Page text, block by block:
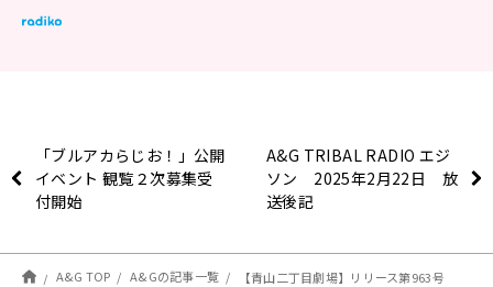
「ブルアカらじお！」公開
イベント 観覧２次募集受
付開始
A&G TRIBAL RADIO エジ
ソン 2025年2月22日 放
送後記
A&G TOP A&Gの記事一覧 【青山二丁目劇場】リリース第963号